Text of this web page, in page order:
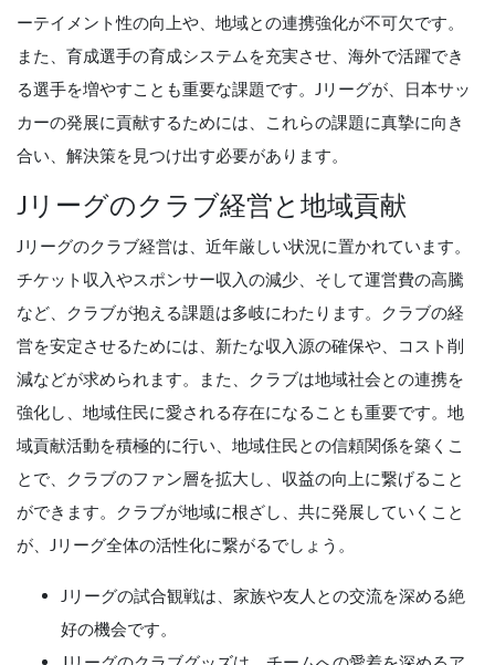
ーテイメント性の向上や、地域との連携強化が不可欠です。
また、育成選手の育成システムを充実させ、海外で活躍でき
る選手を増やすことも重要な課題です。Jリーグが、日本サッ
カーの発展に貢献するためには、これらの課題に真摯に向き
合い、解決策を見つけ出す必要があります。
Jリーグのクラブ経営と地域貢献
Jリーグのクラブ経営は、近年厳しい状況に置かれています。
チケット収入やスポンサー収入の減少、そして運営費の高騰
など、クラブが抱える課題は多岐にわたります。クラブの経
営を安定させるためには、新たな収入源の確保や、コスト削
減などが求められます。また、クラブは地域社会との連携を
強化し、地域住民に愛される存在になることも重要です。地
域貢献活動を積極的に行い、地域住民との信頼関係を築くこ
とで、クラブのファン層を拡大し、収益の向上に繋げること
ができます。クラブが地域に根ざし、共に発展していくこと
が、Jリーグ全体の活性化に繋がるでしょう。
Jリーグの試合観戦は、家族や友人との交流を深める絶
好の機会です。